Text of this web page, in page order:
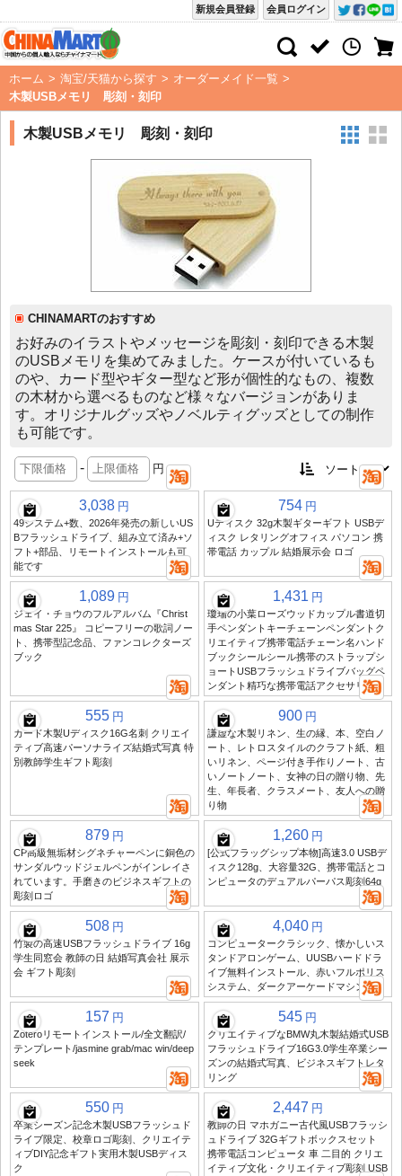
会員ログイン
新規会員登録
ホーム > 淘宝/天猫から探す > オーダーメイド一覧 >
木製USBメモリ 彫刻・刻印
木製USBメモリ 彫刻・刻印
CHINAMARTのおすすめ
お好みのイラストやメッセージを彫刻・刻印できる木製
のUSBメモリを集めてみました。ケースが付いているも
のや、カード型やギター型など形が個性的なもの、複数
の木材から選べるものなど様々なバージョンがありま
す。オリジナルグッズやノベルティグッズとしての制作
も可能です。
- 円
3,038 円
49システム+数、2026年発売の新しいUS
Bフラッシュドライブ、組み立て済み+ソ
フト+部品、リモートインストールも可
能です
754 円
Uディスク 32g木製ギターギフト USBデ
ィスク レタリングオフィス パソコン 携
帯電話 カップル 結婚展示会 ロゴ
1,089 円
ジェイ・チョウのフルアルバム『Christ
mas Star 225』 コピーフリーの歌詞ノー
ト、携帯型記念品、ファンコレクターズ
ブック
1,431 円
瓊瑞の小葉ローズウッドカップル書道切
手ペンダントキーチェーンペンダントク
リエイティブ携帯電話チェーン名ハンド
ブックシールシール携帯のストラップシ
ョートUSBフラッシュドライブバッグペ
ンダント精巧な携帯電話アクセサリー
555 円
カード木製Uディスク16G名刺 クリエイ
ティブ高速パーソナライズ結婚式写真 特
別教師学生ギフト彫刻
900 円
謙虚な木製リネン、生の縁、本、空白ノ
ート、レトロスタイルのクラフト紙、粗
いリネン、ページ付き手作りノート、古
いノートノート、女神の日の贈り物、先
生、年長者、クラスメート、友人への贈
り物
879 円
CP高級無垢材シグネチャーペンに銅色の
サンダルウッドジェルペンがインレイさ
れています。手磨きのビジネスギフトの
彫刻ロゴ
1,260 円
[公式フラッグシップ本物]高速3.0 USBデ
ィスク128g、大容量32G、携帯電話とコ
ンピュータのデュアルパーパス彫刻64g
508 円
竹製の高速USBフラッシュドライブ 16g
学生同窓会 教師の日 結婚写真会社 展示
会 ギフト彫刻
4,040 円
コンピュータークラシック、懐かしいス
タンドアロンゲーム、UUSBハードドラ
イブ無料インストール、赤いフルポリス
システム、ダークアーケードマシン
157 円
Zoteroリモートインストール/全文翻訳/
テンプレート/jasmine grab/mac win/deep
seek
545 円
クリエイティブなBMW丸木製結婚式USB
フラッシュドライブ16G3.0学生卒業シー
ズンの結婚式写真、ビジネスギフトレタ
リング
550 円
卒業シーズン記念木製USBフラッシュド
ライブ限定、校章ロゴ彫刻、クリエイテ
ィブDIY記念ギフト実用木製USBディス
ク
2,447 円
教師の日 マホガニー古代風USBフラッシ
ュドライブ 32Gギフトボックスセット
携帯電話コンピュータ 車 二目的 クリエ
イティブ文化・クリエイティブ彫刻 USB